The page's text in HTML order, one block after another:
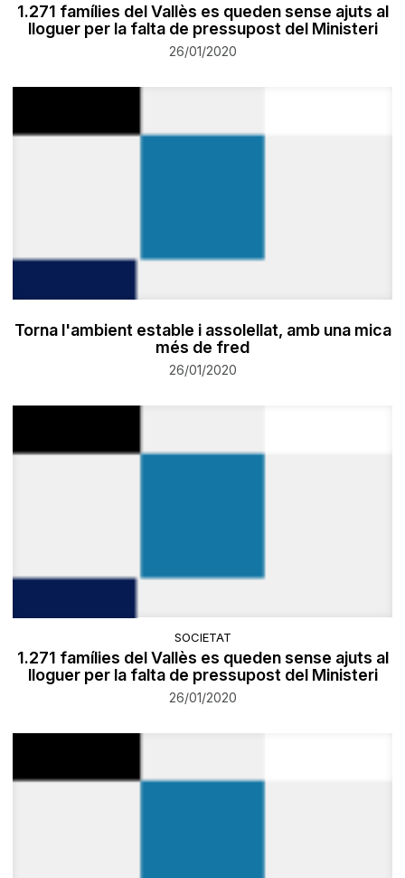
1.271 famílies del Vallès es queden sense ajuts al
lloguer per la falta de pressupost del Ministeri
26/01/2020
Torna l'ambient estable i assolellat, amb una mica
més de fred
26/01/2020
SOCIETAT
1.271 famílies del Vallès es queden sense ajuts al
lloguer per la falta de pressupost del Ministeri
26/01/2020